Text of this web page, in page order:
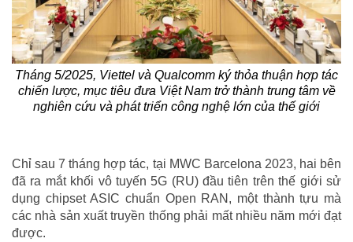
Tháng 5/2025, Viettel và Qualcomm ký thỏa thuận hợp tác
chiến lược, mục tiêu đưa Việt Nam trở thành trung tâm về
nghiên cứu và phát triển công nghệ lớn của thế giới
Chỉ sau 7 tháng hợp tác, tại MWC Barcelona 2023, hai bên
đã ra mắt khối vô tuyến 5G (RU) đầu tiên trên thế giới sử
dụng chipset ASIC chuẩn Open RAN, một thành tựu mà
các nhà sản xuất truyền thống phải mất nhiều năm mới đạt
được.